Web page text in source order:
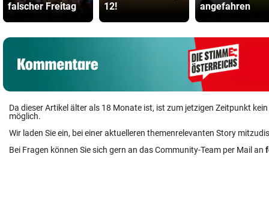
falscher Freitag
12!
angefahren
Da dieser Artikel älter als 18 Monate ist, ist zum jetzigen Zeitpunkt
möglich.
Wir laden Sie ein, bei einer aktuelleren themenrelevanten Story
Bei Fragen können Sie sich gern an das Community-Team per Mail an